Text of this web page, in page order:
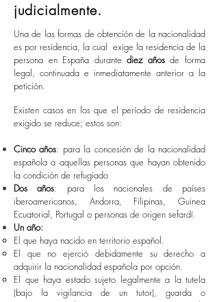
judicialmente.
Una de las formas de obtención de la nacionalidad
es por residencia, la cual exige la residencia de la
persona en España durantediez añosde forma
legal, continuada e inmediatamente anterior a la
petición.
Existen casos en los que el período de residencia
exigido se reduce; estos son:
Cinco años: para la concesión de la nacionalidad
española a aquellas personas que hayan obtenido
la condición de refugiado
Dos años: para los nacionales de países
iberoamericanos, Andorra, Filipinas, Guinea
Ecuatorial, Portugal o personas de origen sefardí.
Un año:
El que haya nacido en territorio español.
El que no ejerció debidamente su derecho a
adquirir la nacionalidad española por opción.
El que haya estado sujeto legalmente a la tutela
(bajo la vigilancia de un tutor), guarda o